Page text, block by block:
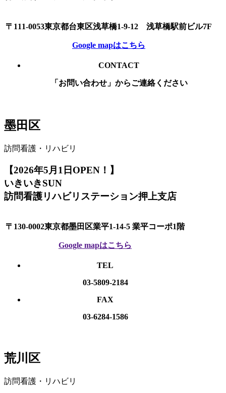
〒111-0053東京都台東区浅草橋1-9-12 浅草橋駅前ビル7F
Google mapはこちら
CONTACT
「お問い合わせ」からご連絡ください
墨田区
訪問看護・リハビリ
【2026年5月1日OPEN！】
いきいきSUN
訪問看護リハビリステーション押上支店
〒130-0002東京都墨田区業平1-14-5 業平コーポ1階
Google mapはこちら
TEL
03-5809-2184
FAX
03-6284-1586
荒川区
訪問看護・リハビリ